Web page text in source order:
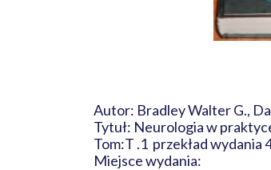
Autor: Bradley Walter G.,
Tytuł: Neurologia w
Tom:T .1 przekład
Miejsce wydania: